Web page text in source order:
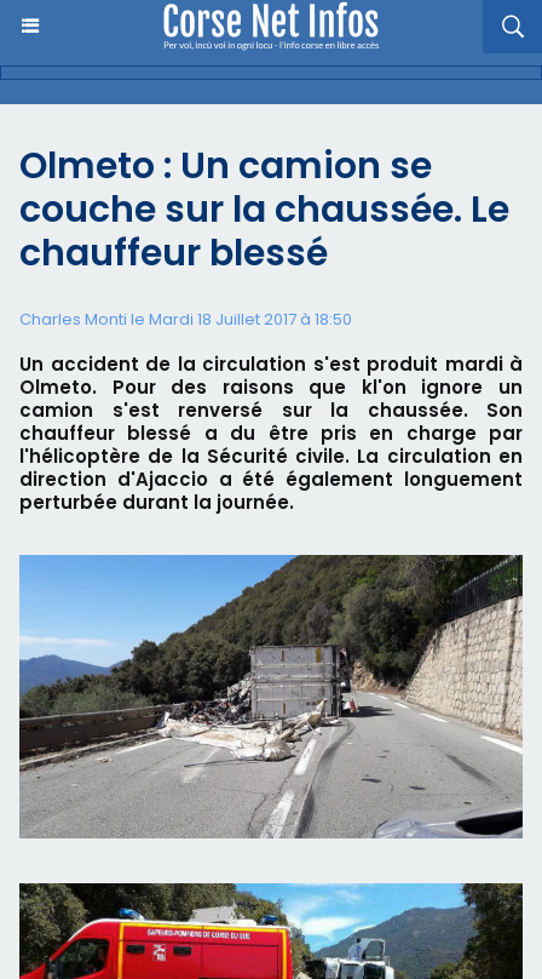
Olmeto : Un camion se
couche sur la chaussée. Le
chauffeur blessé
Charles Monti le Mardi 18 Juillet 2017 à 18:50
Un accident de la circulation s'est produit mardi à
Olmeto. Pour des raisons que kl'on ignore un
camion s'est renversé sur la chaussée. Son
chauffeur blessé a du être pris en charge par
l'hélicoptère de la Sécurité civile. La circulation en
direction d'Ajaccio a été également longuement
perturbée durant la journée.